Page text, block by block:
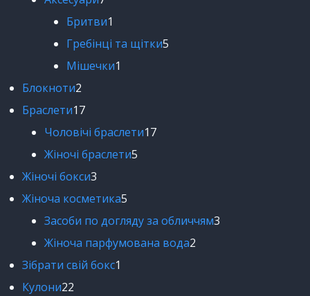
Бритви1
Гребінці та щітки5
Мішечки1
Блокноти2
Браслети17
Чоловічі браслети17
Жіночі браслети5
Жіночі бокси3
Жіноча косметика5
Засоби по догляду за обличчям3
Жіноча парфумована вода2
Зібрати свій бокс1
Кулони22